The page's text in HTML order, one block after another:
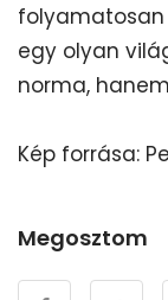
folyamatosan
egy olyan
norma,
Kép forrása:
Megosztom